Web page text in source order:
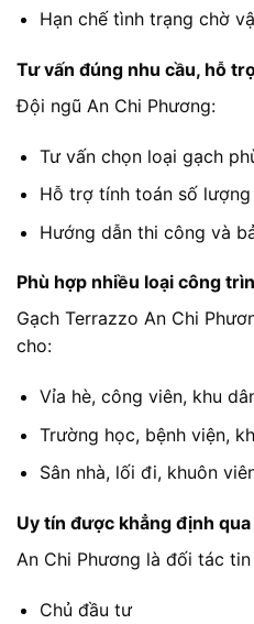
Hạn chế tình trạng chờ
Tư vấn đúng nhu cầu, hỗ
Đội ngũ An Chi Phương:
Tư vấn chọn loại gạch
Hỗ trợ tính toán số lượng
Hướng dẫn thi công và
Phù hợp nhiều loại công
Gạch Terrazzo An Chi
cho:
Vỉa hè, công viên, khu
Trường học, bệnh viện,
Sân nhà, lối đi, khuôn
Uy tín được khẳng định
An Chi Phương là đối tác
Chủ đầu tư